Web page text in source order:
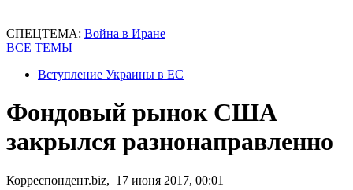
СПЕЦТЕМА: Война в Иране
ВСЕ ТЕМЫ
Вступление Украины в ЕС
Фондовый рынок США
закрылся разнонаправленно
Корреспондент.biz, 17 июня 2017, 00:01